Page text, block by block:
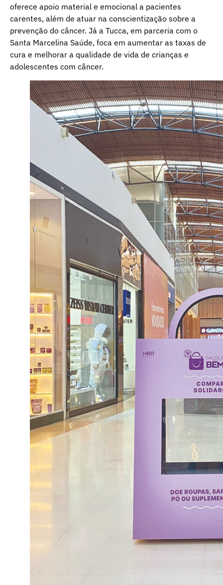
oferece apoio material e emocional a pacientes
carentes, além de atuar na conscientização sobre a
prevenção do câncer. Já a Tucca, em parceria com o
Santa Marcelina Saúde, foca em aumentar as taxas de
cura e melhorar a qualidade de vida de crianças e
adolescentes com câncer.